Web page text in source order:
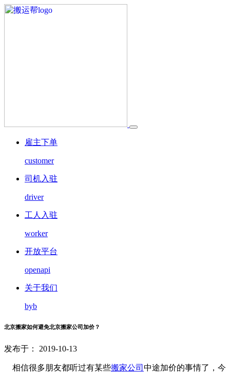
雇主下单
customer
司机入驻
driver
工人入驻
worker
开放平台
openapi
关于我们
byb
北京搬家如何避免北京搬家公司加价？
发布于： 2019-10-13
相信很多朋友都听过有某些搬家公司 中途加价的事情了，今